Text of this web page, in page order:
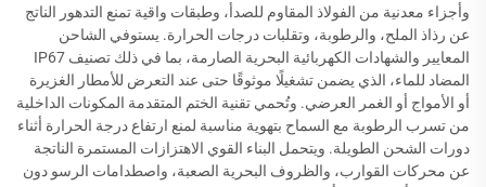
وأجزاء معدنية من الفولاذ المقاوم للصدأ، وطبقات واقية تمنع التدهور الناتج
عن رذاذ الملح، والرطوبة، وتقلبات درجات الحرارة. يستوفي الشاحن
المعايير والشهادات الكهربائية البحرية الصارمة، بما في ذلك تصنيف IP67
المضاد للماء، الذي يضمن تشغيلًا موثوقًا حتى عند التعرض للأمطار الغزيرة
أو الأمواج أو الغمر العرضي. وتُحمي تقنية الختم المتقدمة المكونات الداخلية
من تسرب الرطوبة مع السماح بتهوية مناسبة لمنع ارتفاع درجة الحرارة أثناء
دورات الشحن الطويلة. ويتحمل البناء القوي الاهتزازات المستمرة الناتجة
عن محركات القوارب، والظروف البحرية الصعبة، واصطدامات الرسو دون